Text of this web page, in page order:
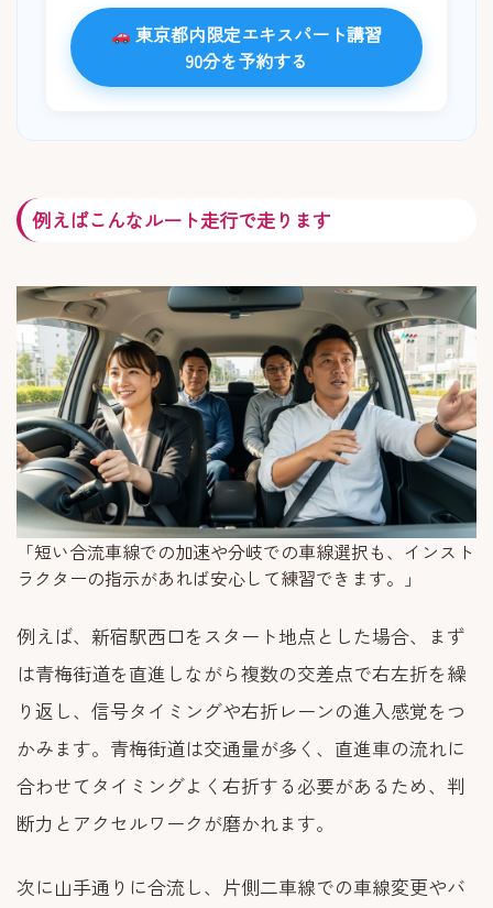
東京都内限定エキスパート講習
90分を予約する
例えばこんなルート走行で走ります
「短い合流車線での加速や分岐での車線選択も、インスト
ラクターの指示があれば安心して練習できます。」
例えば、新宿駅西口をスタート地点とした場合、まず
は青梅街道を直進しながら複数の交差点で右左折を繰
り返し、信号タイミングや右折レーンの進入感覚をつ
かみます。青梅街道は交通量が多く、直進車の流れに
合わせてタイミングよく右折する必要があるため、判
断力とアクセルワークが磨かれます。
次に山手通りに合流し、片側二車線での車線変更やバ